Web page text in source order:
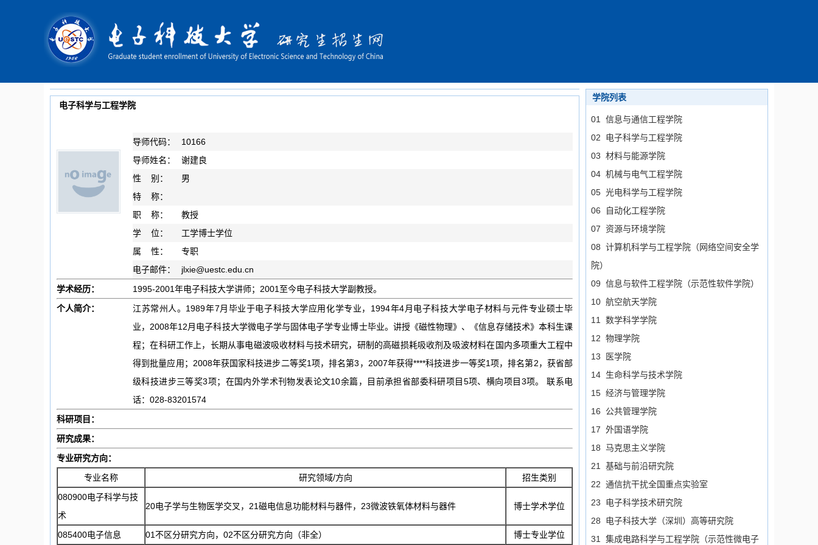
电子科学与工程学院
导师代码：
10166
导师姓名：
谢建良
性 别：
男
特 称：
职 称：
教授
学 位：
工学博士学位
属 性：
专职
电子邮件：
jlxie@uestc.edu.cn
学术经历：
1995-2001年电子科技大学讲师；2001至今电子科技大学副教授。
个人简介：
江苏常州人。1989年7月毕业于电子科技大学应用化学专业，1994年4月电子科技大学电子材料与元件专业硕士毕
业，2008年12月电子科技大学微电子学与固体电子学专业博士毕业。讲授《磁性物理》、《信息存储技术》本科生课
程；在科研工作上，长期从事电磁波吸收材料与技术研究，研制的高磁损耗吸收剂及吸波材料在国内多项重大工程中
得到批量应用；2008年获国家科技进步二等奖1项，排名第3，2007年获得****科技进步一等奖1项，排名第2，获省部
级科技进步三等奖3项；在国内外学术刊物发表论文10余篇，目前承担省部委科研项目5项、横向项目3项。 联系电
话：028-83201574
科研项目：
研究成果：
专业研究方向：
专业名称
研究领域/方向
招生类别
080900电子科学与技
术
20电子学与生物医学交叉，21磁电信息功能材料与器件，23微波铁氧体材料与器件 博士学术学位
085400电子信息 01不区分研究方向，02不区分研究方向（非全） 博士专业学位
学院列表
01 信息与通信工程学院
02 电子科学与工程学院
03 材料与能源学院
04 机械与电气工程学院
05 光电科学与工程学院
06 自动化工程学院
07 资源与环境学院
08 计算机科学与工程学院（网络空间安全学
院）
09 信息与软件工程学院（示范性软件学院）
10 航空航天学院
11 数学科学学院
12 物理学院
13 医学院
14 生命科学与技术学院
15 经济与管理学院
16 公共管理学院
17 外国语学院
18 马克思主义学院
21 基础与前沿研究院
22 通信抗干扰全国重点实验室
23 电子科学技术研究院
28 电子科技大学（深圳）高等研究院
31 集成电路科学与工程学院（示范性微电子